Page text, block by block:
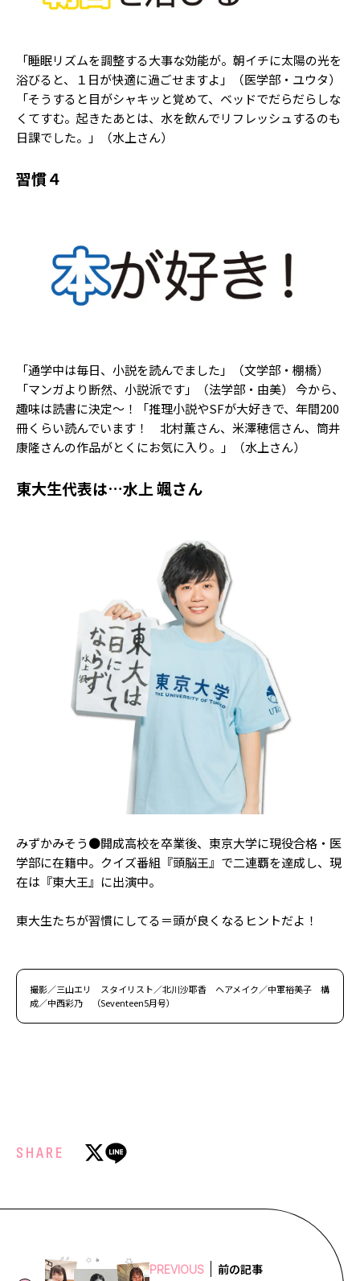
「睡眠リズムを調整する大事な効能が。朝イチに太陽の光を
浴びると、１日が快適に過ごせますよ」（医学部・ユウタ）
「そうすると目がシャキッと覚めて、ベッドでだらだらしな
くてすむ。起きたあとは、水を飲んでリフレッシュするのも
日課でした。」（水上さん）
習慣４
「通学中は毎日、小説を読んでました」（文学部・棚橋）
「マンガより断然、小説派です」（法学部・由美） 今から、
趣味は読書に決定～！「推理小説やSFが大好きで、年間200
冊くらい読んでいます！ 北村薫さん、米澤穂信さん、筒井
康隆さんの作品がとくにお気に入り。」（水上さん）
東大生代表は…水上 颯さん
みずかみそう●開成高校を卒業後、東京大学に現役合格・医
学部に在籍中。クイズ番組『頭脳王』で二連覇を達成し、現
在は『東大王』に出演中。
東大生たちが習慣にしてる＝頭が良くなるヒントだよ！
撮影／三山エリ スタイリスト／北川沙耶香 ヘアメイク／中軍裕美子 構
成／中西彩乃 （Seventeen5月号）
SHARE
PREVIOUS 前の記事